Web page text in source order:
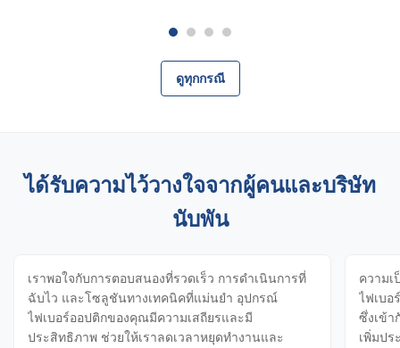
ดูทุกกรณี
ได้รับความไว้วางใจจากผู้คนและบริษัท
นับพัน
เราพอใจกับการตอบสนองที่รวดเร็ว การดำเนินการที่
ฉับไว และโซลูชันทางเทคนิคที่แม่นยำ อุปกรณ์
ไฟเบอร์ออปติกของคุณมีความเสถียรและมี
ประสิทธิภาพ ช่วยให้เราลดเวลาหยุดทำงานและ
ความ
ไฟเบอ
ซึ่งเข้า
เพิ่มปร